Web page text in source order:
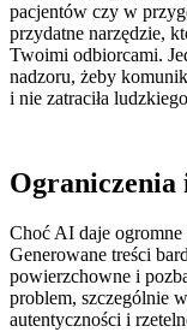
pacjentów czy w
przydatne narzędzie,
Twoimi odbiorcami.
nadzoru, żeby
i nie zatraciła
Ograniczenia
Choć AI daje
Generowane treści
powierzchowne i
problem, szczególnie
autentyczności i